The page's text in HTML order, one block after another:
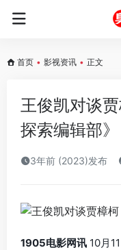
首页 • 影视资讯 • 正文
王俊凯对谈
探索编辑部》
3年前 (2023)发布
1905电影网讯 10月